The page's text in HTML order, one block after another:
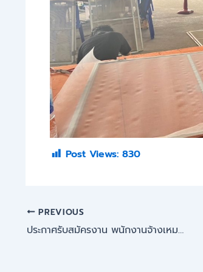
Post Views: 830
PREVIOUS
ประกาศรับสมัครงาน พนักงานจ้างเหมาบริการ ตำแหน่งพนักงานขับรถยนต์ (รถ 6 ล้อ)